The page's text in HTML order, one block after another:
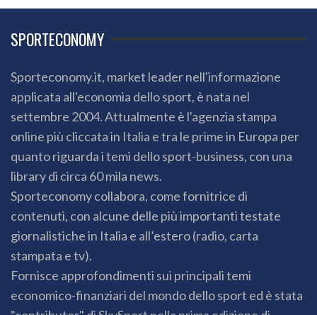
SPORTECONOMY
Sporteconomy.it, market leader nell'informazione
applicata all'economia dello sport, è nata nel
settembre 2004. Attualmente è l'agenzia stampa
online più cliccata in Italia e tra le prime in Europa per
quanto riguarda i temi dello sport-business, con una
library di circa 60 mila news.
Sporteconomy collabora, come fornitrice di
contenuti, con alcune delle più importanti testate
giornalistiche in Italia e all’estero (radio, carta
stampata e tv).
Fornisce approfondimenti sui principali temi
economico-finanziari del mondo dello sport ed è stata